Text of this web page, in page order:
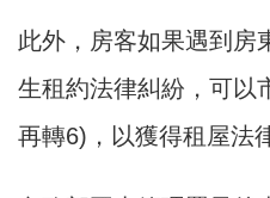
此外，房客如果遇到房
生租約法律糾紛，可以
再轉6)，以獲得租屋法